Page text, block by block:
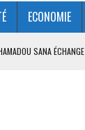
ECONOMIE
DES NATIONS UNIES